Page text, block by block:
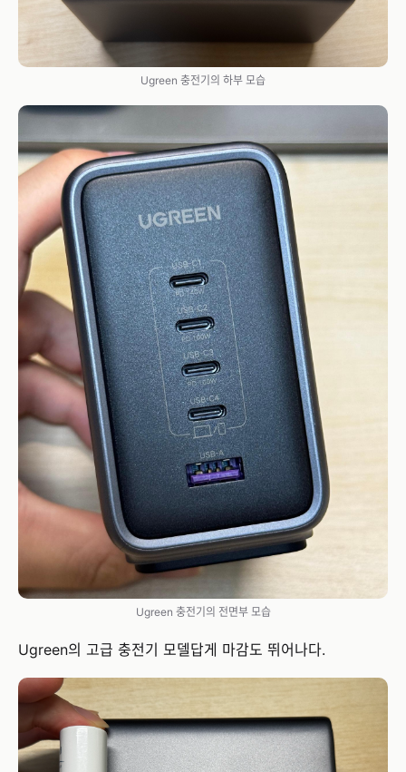
Ugreen 충전기의 하부 모습
Ugreen 충전기의 전면부 모습
Ugreen의 고급 충전기 모델답게 마감도 뛰어나다.